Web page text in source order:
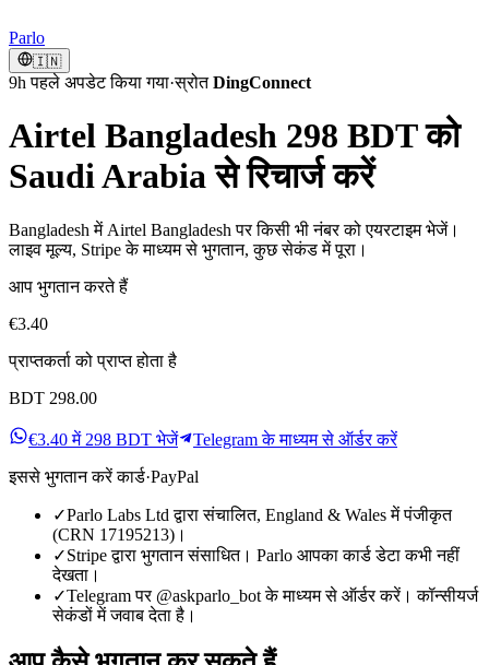
Parlo
🇮🇳
9h पहले अपडेट किया गया·स्रोत DingConnect
Airtel Bangladesh 298 BDT को
Saudi Arabia से रिचार्ज करें
Bangladesh में Airtel Bangladesh पर किसी भी नंबर को एयरटाइम भेजें।
लाइव मूल्य, Stripe के माध्यम से भुगतान, कुछ सेकंड में पूरा।
आप भुगतान करते हैं
€3.40
प्राप्तकर्ता को प्राप्त होता है
BDT 298.00
€3.40 में 298 BDT भेजें
Telegram के माध्यम से ऑर्डर करें
इससे भुगतान करें कार्ड·PayPal
✓Parlo Labs Ltd द्वारा संचालित, England & Wales में पंजीकृत
(CRN 17195213)।
✓Stripe द्वारा भुगतान संसाधित। Parlo आपका कार्ड डेटा कभी नहीं
देखता।
✓Telegram पर @askparlo_bot के माध्यम से ऑर्डर करें। कॉन्सीयर्ज
सेकंडों में जवाब देता है।